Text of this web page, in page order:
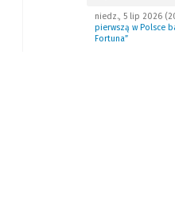
niedz., 5 lip 2026
pierwszą w Polsce
Fortuna”